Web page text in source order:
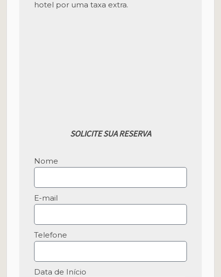
hotel por uma taxa extra.
SOLICITE SUA RESERVA
Nome
E-mail
Telefone
Data de Início